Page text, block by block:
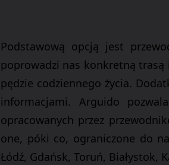
Podstawową opcją jest
poprowadzi nas konkretną
pędzie codziennego życia.
informacjami. Arguido
opracowanych przez
one, póki co, ograniczone do
Łódź, Gdańsk, Toruń, Białystok,